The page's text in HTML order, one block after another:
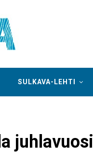
SULKAVA-LEHTI
juhlavuosi